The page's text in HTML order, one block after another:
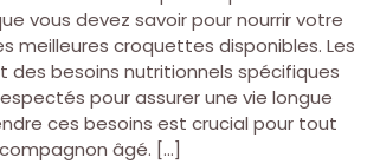
vous devez savoir pour nourrir votre
meilleures croquettes disponibles. Les
des besoins nutritionnels spécifiques
pour assurer une vie longue
ces besoins est crucial pour tout
âgé. […]